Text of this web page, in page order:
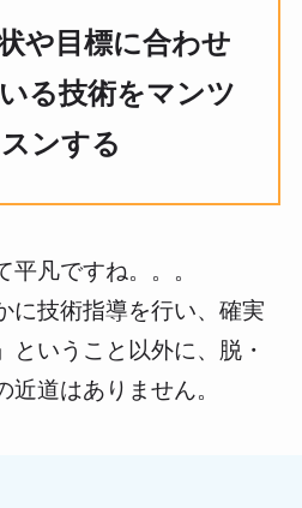
や目標に合わせ
る技術をマンツ
ンする
凡ですね。。。
に技術指導を行い、確実
ということ以外に、脱・
道はありません。